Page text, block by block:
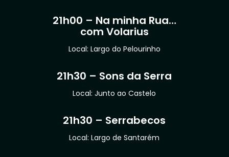
21h00 – Na minha Rua…
com Volarius
Local: Largo do Pelourinho
21h30 – Sons da Serra
Local: Junto ao Castelo
21h30 – Serrabecos
Local: Largo de Santarém